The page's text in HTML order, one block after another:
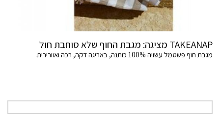
TAKEANAP מציגה: מגבת החוף שלא סוחבת חול
מגבת חוף פשטמל עשויה 100% כותנה, באריגה דקה, רכה ואוורירית.